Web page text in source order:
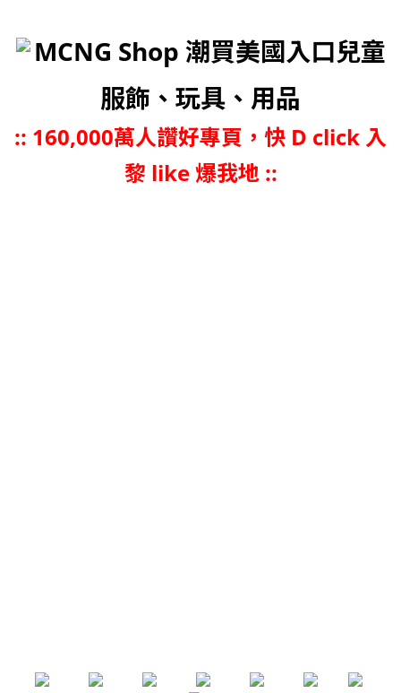
MCNG Shop 潮買美國入口兒童
服飾、玩具、用品
:: 160,000萬人讚好專頁，快 D click 入
黎 like 爆我地 ::